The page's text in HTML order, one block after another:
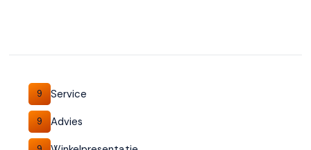
9 Service
9 Advies